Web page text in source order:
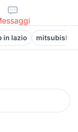
in lazio mitsubishi